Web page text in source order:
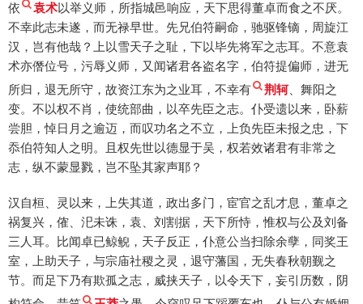
依
袁术以举义师，所指城邑响应，天下思得董卓而食之不厌。
不幸此志未遂，而无禄早世。先兄伯符嗣命，驰驱锋镝，周旋江
汉，岂有他哉？上以雪天子之耻，下以毕先将军之志耳。不意袁
术亦僭位号，污辱义师，又闻诸君各盗名字，伯符提偏师，进无
所归，退无所守，故资江东为之业耳，不幸有
荆轲、舞阳之
变。不以权不肖，使统部曲，以卒先臣之志。仆受遗以来，卧薪
尝胆，悼日月之逾迈，而叹功名之不立，上负先臣未报之忠，下
忝伯符知人之明。且权先世以德显于吴，权若效诸君有非常之
志，纵不蒙显戮，岂不坠其家声耶？
汉自桓、灵以来，上失其道，政出多门，宦官之乱才息，董卓之
祸复兴，傕、汜未诛，袁、刘割据，天下所恃，惟权与公及刘备
三人耳。比闻卓已鲸鲵，天子反正，仆意公当扫除余孽，同奖王
室，上助天子，与宗庙社稷之灵，退守藩国，无失春秋朝觐之
节。而足下乃有欺孤之志，威挟天子，以令天下，妄引历数，阴